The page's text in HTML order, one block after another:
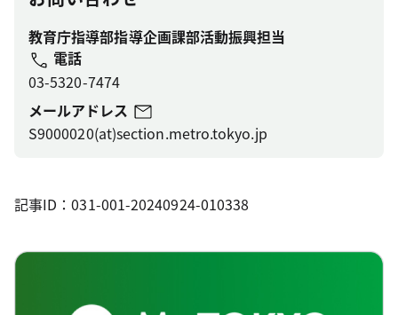
教育庁指導部指導企画課部活動振興担当
電話
03-5320-7474
メールアドレス
S9000020(at)section.metro.tokyo.jp
記事ID：031-001-20240924-010338